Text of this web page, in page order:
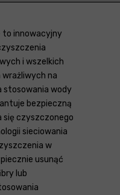
to innowacyjny
i wszelkich
na
stosowania wody
bezpieczną
się czyszczonego
sieciowania
w
usunąć
lub